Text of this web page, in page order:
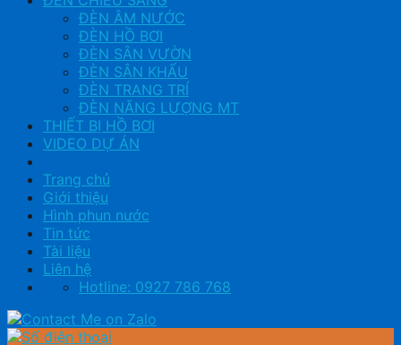
ĐÈN ÂM NƯỚC
ĐÈN HỒ BƠI
ĐÈN SÂN VƯỜN
ĐÈN SÂN KHẤU
ĐÈN TRANG TRÍ
ĐÈN NĂNG LƯỢNG MT
THIẾT BỊ HỒ BƠI
VIDEO DỰ ÁN
Trang chủ
Giới thiệu
Hình phun nước
Tin tức
Tài liệu
Liên hệ
Hotline: 0927 786 768